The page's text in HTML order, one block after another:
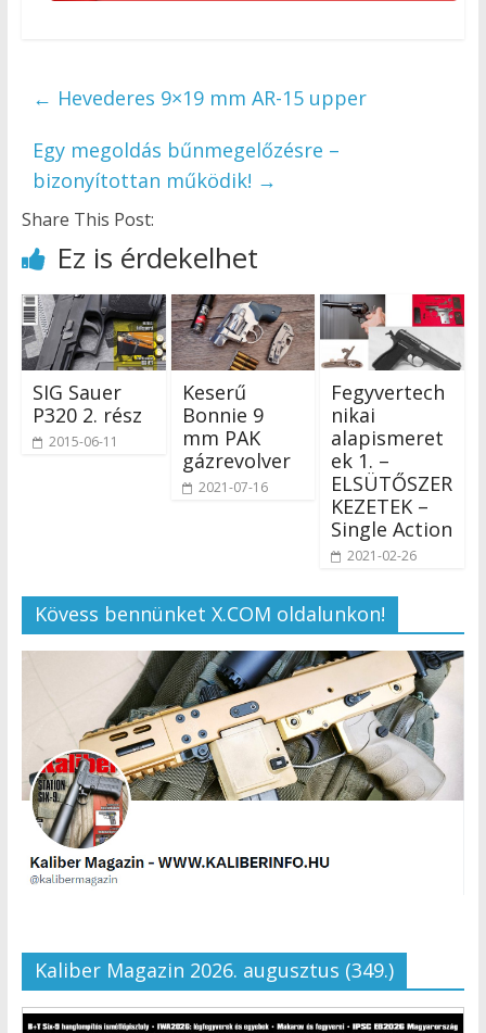
← Hevederes 9×19 mm AR-15 upper
Egy megoldás bűnmegelőzésre –
bizonyítottan működik! →
Share This Post:
Ez is érdekelhet
SIG Sauer
P320 2. rész
2015-06-11
Keserű
Bonnie 9
mm PAK
gázrevolver
2021-07-16
Fegyvertech
nikai
alapismeret
ek 1. –
ELSÜTŐSZER
KEZETEK –
Single Action
2021-02-26
Kövess bennünket X.COM oldalunkon!
Kaliber Magazin 2026. augusztus (349.)